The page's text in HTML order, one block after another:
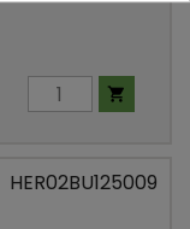

HER02BU125009